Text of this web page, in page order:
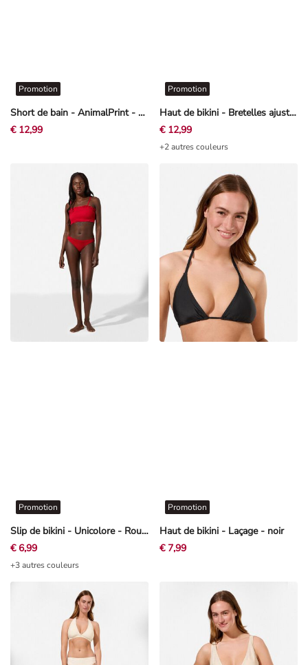
Short de bain - AnimalPrint - noir
Promotion
€ 12,99
Haut de bikini - Bretelles ajustables - Rouge
Promotion
€ 12,99
+2 autres couleurs
Slip de bikini - Unicolore - Rouge
Promotion
€ 6,99
+3 autres couleurs
Haut de bikini - Laçage - noir
Promotion
€ 7,99